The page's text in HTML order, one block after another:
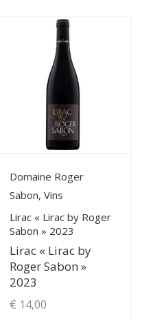
produit
View Details
Domaine Roger
Sabon, Vins
Lirac « Lirac by Roger
Sabon » 2023
Lirac « Lirac by
Roger Sabon »
2023
€ 14,00